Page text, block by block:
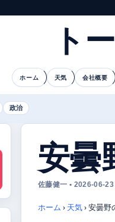
ト
ホーム 天気 会社概要
政治
安曇
佐藤健一 • 2026-06-23
ホーム › 天気›安曇野